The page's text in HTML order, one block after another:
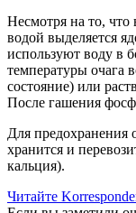
Несмотря на то, что
водой выделяется
используют воду в
температуры очага
состояние) или
После гашения
Для предохранения
хранится и
кальция).
Читайте